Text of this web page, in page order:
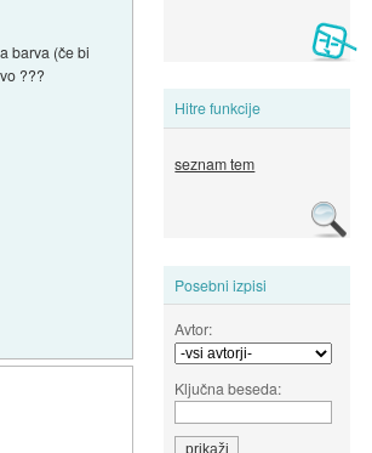
Hitre funkcije
seznam tem
Posebni izpisi
Avtor:
Ključna beseda:
barva (če bi
???